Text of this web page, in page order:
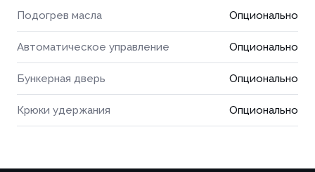
Подогрев масла Опционально
Автоматическое управление Опционально
Бункерная дверь Опционально
Крюки удержания Опционально